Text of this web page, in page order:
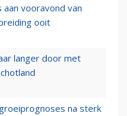
aan vooravond van
ooit
langer door met
na sterk